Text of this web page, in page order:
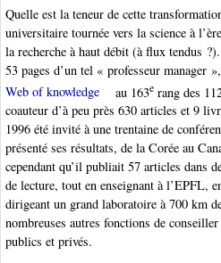
Quelle est la teneur de cette
universitaire tournée vers la science à
la recherche à haut débit (à flux tendus
53 pages d’un tel « professeur manager
Web of knowledge
au 163e rang des
coauteur d’à peu près 630 articles et 9
1996 été invité à une trentaine de
présenté ses résultats, de la Corée au
cependant qu’il publiait 57 articles dans
de lecture, tout en enseignant à l’EPFL,
dirigeant un grand laboratoire à 700 km
nombreuses autres fonctions de
publics et privés.